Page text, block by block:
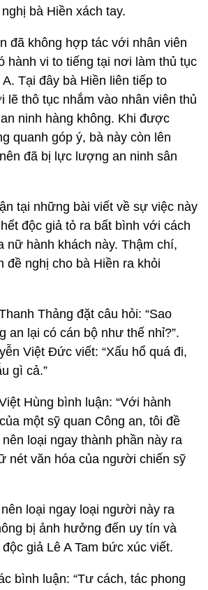
bà Hiền xách tay.
đã không hợp tác với nhân viên
hành vi to tiếng tại nơi làm thủ tục
Tại đây bà Hiền liên tiếp to
lẽ thô tục nhắm vào nhân viên thủ
ninh hàng không. Khi được
quanh góp ý, bà này còn lên
đã bị lực lượng an ninh sân
tại những bài viết về sự việc này
độc giả tỏ ra bất bình với cách
nữ hành khách này. Thậm chí,
đề nghị cho bà Hiền ra khỏi
Thảng đặt câu hỏi: “Sao
an lại có cán bộ như thế nhỉ?”.
Việt Đức viết: “Xấu hổ quá đi,
gì cả.”
Hùng bình luận: “Với hành
một sỹ quan Công an, tôi đề
loại ngay thành phần này ra
nét văn hóa của người chiến sỹ
loại ngay loại người này ra
bị ảnh hưởng đến uy tín và
giả Lê A Tam bức xúc viết.
bình luận: “Tư cách, tác phong